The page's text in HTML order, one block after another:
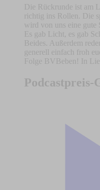
Die Rückrunde ist am
richtig ins Rollen. Die
wird von uns eine gute
Es gab Licht, es gab
Beides. Außerdem
generell einfach froh
Folge BVBeben! In
Podcastpreis-